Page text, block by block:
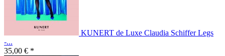
KUNERT de Luxe Claudia Schiffer Legs
-...
35,00 € *